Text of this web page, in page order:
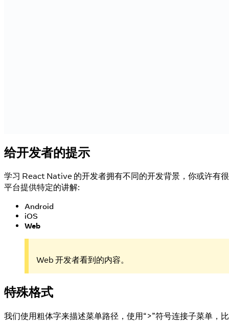
给开发者的提示
学习 React Native 的开发者拥有不同的开发背景，你或许有
平台提供特定的讲解:
Android
iOS
Web
Web 开发者看到的内容。
特殊格式
我们使用粗体字来描述菜单路径，使用“>”符号连接子菜单，